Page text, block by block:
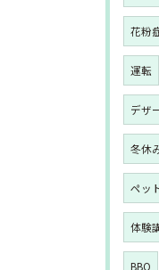
花粉
運転
デザ
冬休
ペッ
体験
BBQ